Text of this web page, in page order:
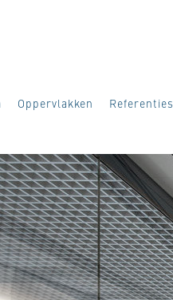
Oppervlakken Referenties